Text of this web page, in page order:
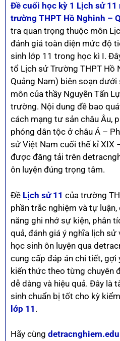
Đề cuối học kỳ 1 Lịch sử 11
trường THPT Hồ Nghinh –
tra quan trọng thuộc môn
đánh giá toàn diện mức độ
sinh lớp 11 trong học kì I.
tổ Lịch sử Trường THPT Hồ
Quảng Nam) biên soạn
môn của thầy Nguyễn Tấn
trường. Nội dung đề bao
cách mạng tư sản châu Âu,
phóng dân tộc ở châu Á –
sử Việt Nam cuối thế kỉ XIX
được đăng tải trên
ôn luyện đúng trọng tâm.
Đề Lịch sử 11 của trường
phần trắc nghiệm và tự
năng ghi nhớ sự kiện, phân
quả, đánh giá ý nghĩa lịch sử
học sinh ôn luyện qua
cung cấp đáp án chi tiết, gợi
kiến thức theo từng chuyên
dễ dàng và hiệu quả. Đây là
sinh chuẩn bị tốt cho kỳ
lớp 11 .
Hãy cùng